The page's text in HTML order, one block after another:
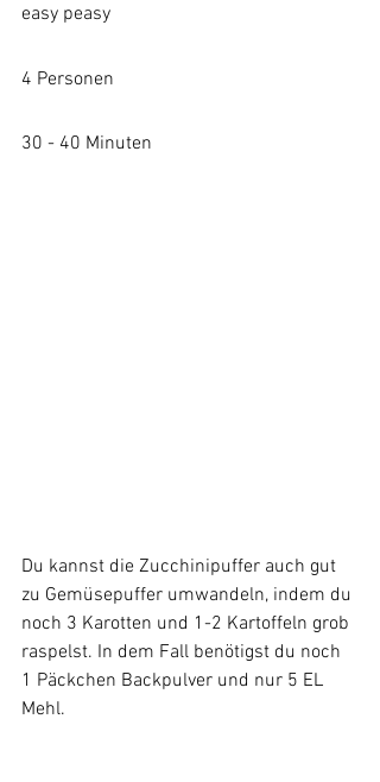
easy peasy
4 Personen
30 - 40 Minuten
Du kannst die Zucchinipuffer auch gut
zu Gemüsepuffer umwandeln, indem du
noch 3 Karotten und 1-2 Kartoffeln grob
raspelst. In dem Fall benötigst du noch
1 Päckchen Backpulver und nur 5 EL
Mehl.